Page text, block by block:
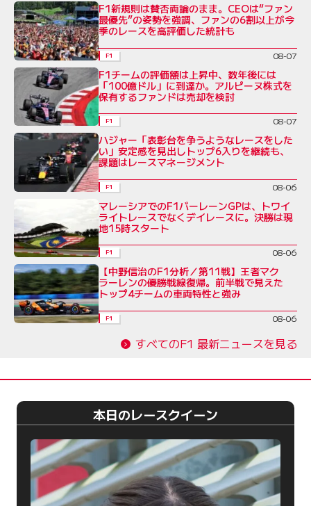
F1新規則は賛否両論のまま。CEOは“ファン
最優先”の姿勢を強調、ファンの6割以上が今
季のレースを高評価した統計も
F1 08-07
F1チームの評価額は上昇中、数年後には
「100億ドル」に到達か。アルピーヌ株式を
保有するファンドは売却を検討
F1 08-07
ハジャー「表彰台を争うようなレースをした
い」安定感を見出しトップ6入りを継続も、
課題はレースマネージメント
F1 08-06
マレーシアでのF1バーレーンGPは、トワイ
ライトレースでなくデイレースに。決勝は現
地15時スタート
F1 08-06
【中野信治のF1分析／第11戦】王者マク
ラーレンの優勝戦線復帰。前半戦で見えた
トップ4チームの車両特性と強み
F1 08-06
すべてのF1 最新ニュースを見る
本日のレースクイーン